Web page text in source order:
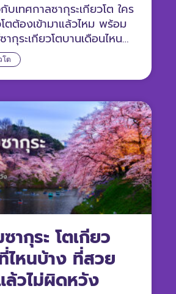
โต
บเทศกาลซากุระเกียวโต ใคร
โตต้องเข้ามาแล้วไหม พร้อม
กุระเกียวโตบานเดือนไหน
กสวยงามพร้อมให้เราได้
ศแบบฟิน ๆ
ากุระ โตเกียว
หนบ้าง ที่สวย
ล้วไม่ผิดหวัง